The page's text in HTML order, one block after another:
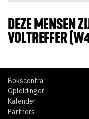
DEZE MENSEN
VOLTREFFER
Bokscentra
Opleidingen
Kalender
Partners